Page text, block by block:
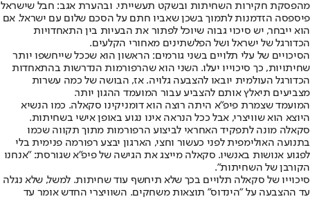
מהפסקת חקירות השחיתות ובשקט תעשייתי. ובהערת אגב: חבל שישראל
פיספסה הזדמנות לתמוך בשכן שאביו חתם על הסכם שלום עם ישראל. אם
הוא ייבחר, יש סיכוי גבוה שיוכל לפתור את הבעיות בין התאחדויות
הכדורגל של ישראל ושל הפלשתינים מאחורי הקלעים.
הסיכויים של עלי תלויים בשני גורמים: הראשון הוא שככל שייחשפו יותר
שחיתויות, כך סיכוייו יעלו. השני הוא שהרפורמות הנדרשות בהתאחדות
הכדורגל העולמית יובאו להצבעה גלויה. אז, הבושה של כמה עשרות
מצביעים תיאלץ אותם להצביע עבור המועמד ההגון יותר.
המועמד שצמרת פיפ"א היתה רוצה הוא דומניקינו סקאלה. כמו הנשיא
היוצא הוא שוויצרי, אבל ככל הנראה אינו נגוע באופן אישי בשחיתות.
סקאלה מונה לתפקיד האחראי לביצוע הרפורמות מתוך תקווה שכמו
בתנועה האולימפית לפני כעשור וחצי, הארגון יבצע רפורמה פנימית בלי
לפגוע אנושות באנשיו. סקאלה מייצג את הגישה של פיפ"א שגורסת: "אנחנו
הקורבן של השחיתות".
סיכוייו של סקאלה תלויים בכך שלא תיחשף עוד שחיתות. למשל, שלא נגלה
עד ההצבעה על "הינדוס" תוצאות משחקים. השוויצרי החדש אומר עד